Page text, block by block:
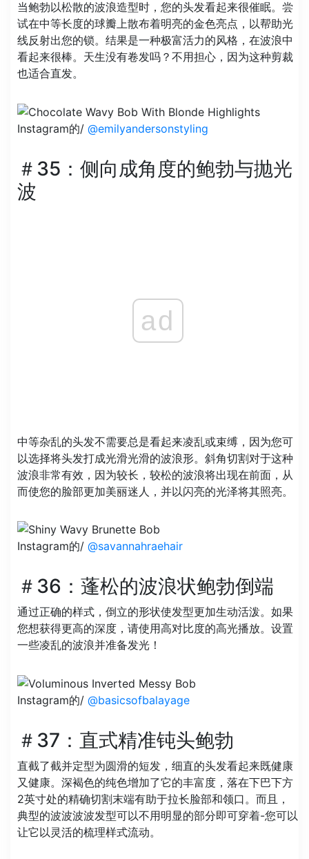
当鲍勃以松散的波浪造型时，您的头发看起来很催眠。尝
试在中等长度的球瓣上散布着明亮的金色亮点，以帮助光
线反射出您的锁。结果是一种极富活力的风格，在波浪中
看起来很棒。天生没有卷发吗？不用担心，因为这种剪裁
也适合直发。
Instagram的/ @emilyandersonstyling
＃35：侧向成角度的鲍勃与抛光
波
ad
中等杂乱的头发不需要总是看起来凌乱或束缚，因为您可
以选择将头发打成光滑光滑的波浪形。斜角切割对于这种
波浪非常有效，因为较长，较松的波浪将出现在前面，从
而使您的脸部更加美丽迷人，并以闪亮的光泽将其照亮。
Instagram的/ @savannahraehair
＃36：蓬松的波浪状鲍勃倒端
通过正确的样式，倒立的形状使发型更加生动活泼。如果
您想获得更高的深度，请使用高对比度的高光播放。设置
一些凌乱的波浪并准备发光！
Instagram的/ @basicsofbalayage
＃37：直式精准钝头鲍勃
直截了截并定型为圆滑的短发，细直的头发看起来既健康
又健康。深褐色的纯色增加了它的丰富度，落在下巴下方
2英寸处的精确切割末端有助于拉长脸部和领口。而且，
典型的波波波波发型可以不用明显的部分即可穿着-您可以
让它以灵活的梳理样式流动。